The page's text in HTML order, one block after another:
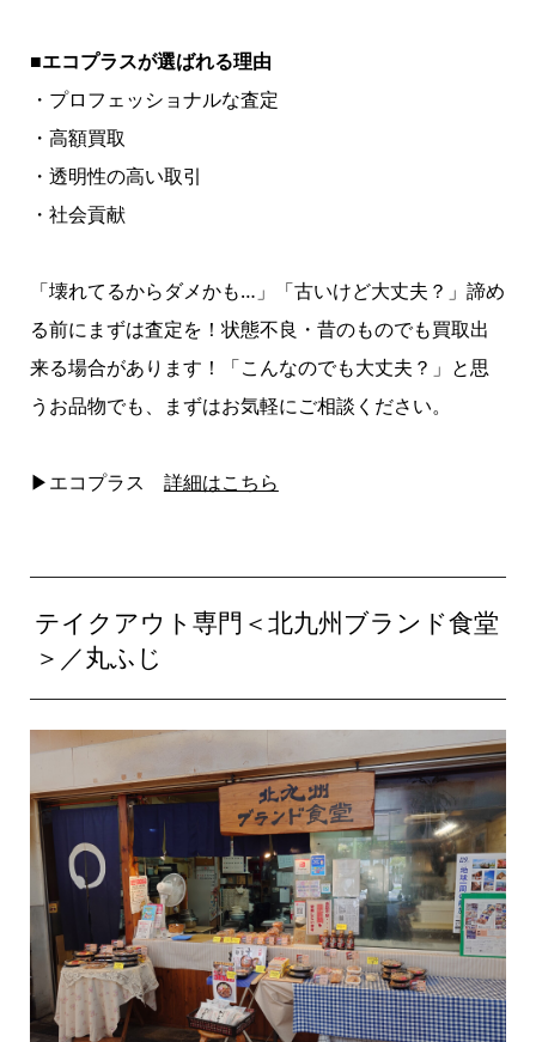
■エコプラスが選ばれる理由
・プロフェッショナルな査定
・高額買取
・透明性の高い取引
・社会貢献
「壊れてるからダメかも…」「古いけど大丈夫？」諦め
る前にまずは査定を！状態不良・昔のものでも買取出
来る場合があります！「こんなのでも大丈夫？」と思
うお品物でも、まずはお気軽にご相談ください。
▶エコプラス 詳細はこちら
テイクアウト専門＜北九州ブランド食堂
＞／丸ふじ